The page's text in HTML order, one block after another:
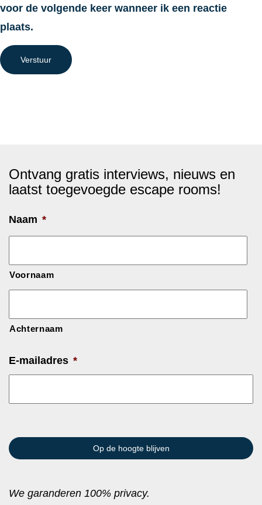
voor de volgende keer wanneer ik een reactie
plaats.
Verstuur
Ontvang gratis interviews, nieuws en
laatst toegevoegde escape rooms!
Naam *
Voornaam
Achternaam
E-mailadres *
We garanderen 100% privacy.